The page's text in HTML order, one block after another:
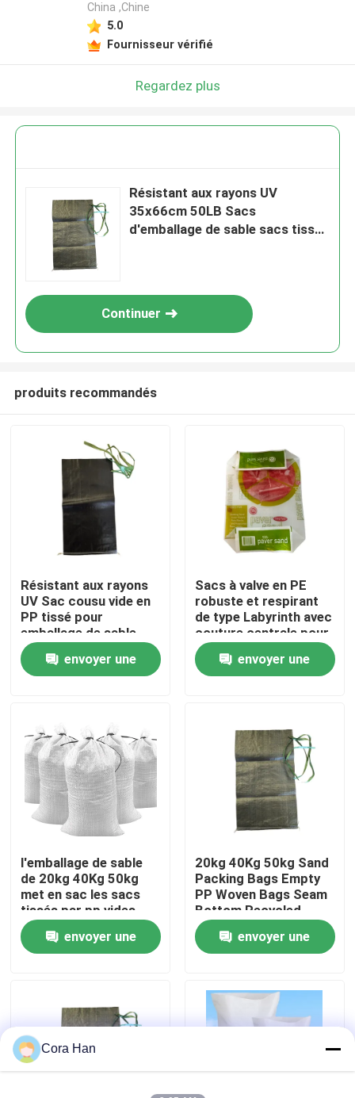
Maison
Au sujet de nous
Visite d'usine
Contrôle de qualité
Contactez-nous
Nouvelles
Sacs de empaquetage de ciment
China ,Chine
5.0
Fournisseur vérifié
Regardez plus
Résistant aux rayons UV
35x66cm 50LB Sacs
d'emballage de sable sacs tissés
Continuer
produits recommandés
Résistant aux rayons
UV Sac cousu vide en
PP tissé pour
emballage de sable
avec corde à cravate
envoyer une
Sacs à valve en PE
robuste et respirant
de type Labyrinth avec
couture centrale pour
sable à pavés de 50LB
22,7kg envoyer une
l'emballage de sable
de 20kg 40Kg 50kg
met en sac les sacs
tissés par pp vides
cousent inférieur
réutilisésenvoyer une
20kg 40Kg 50kg Sand
Packing Bags Empty
PP Woven Bags Seam
Bottom Recycled
envoyer une
Cora Han